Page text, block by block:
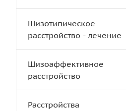
Шизотипическое
расстройство - лечение
Шизоаффективное
расстройство
Расстройства